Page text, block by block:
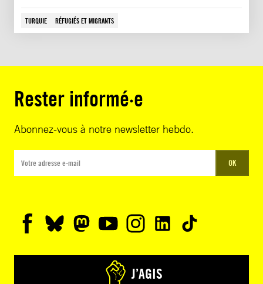
TURQUIE RÉFUGIÉS ET MIGRANTS
Rester informé·e
Abonnez-vous à notre newsletter hebdo.
OK
J’AGIS